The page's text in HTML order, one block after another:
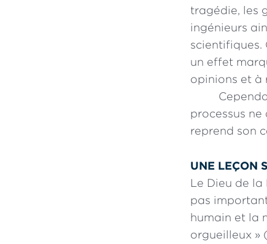
tragédie, les
ingénieurs
scientifiques.
un effet
opinions et à
processus
reprend son
UNE LEÇON
Le Dieu de
pas
humain et la
orgueilleux »